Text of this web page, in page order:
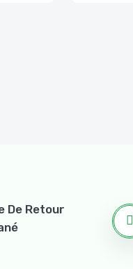
De Retour